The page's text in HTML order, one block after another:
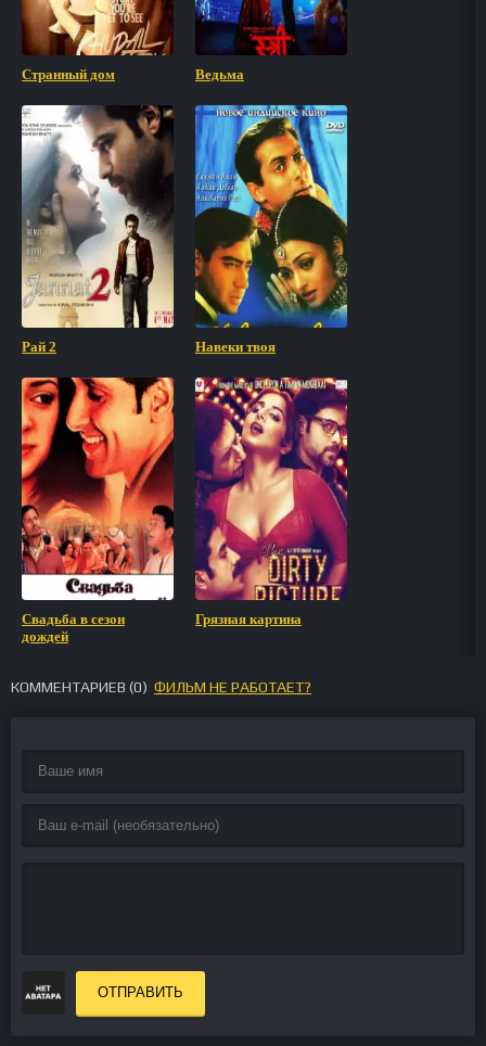
Странный дом Ведьма
Рай 2 Навеки твоя
Свадьба в сезон
дождей
Грязная картина
КОММЕНТАРИЕВ (0) ФИЛЬМ НЕ РАБОТАЕТ?
ОТПРАВИТЬ